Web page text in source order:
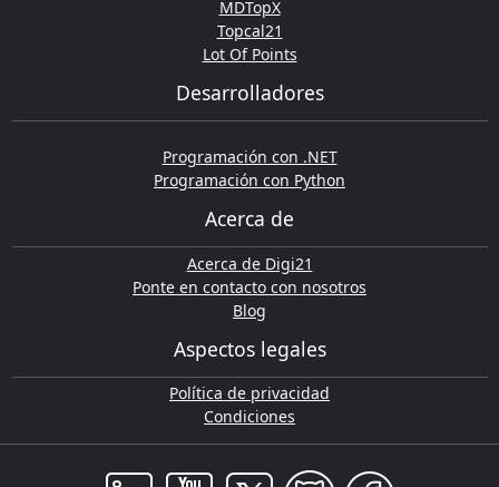
MDTopX
Topcal21
Lot Of Points
Desarrolladores
Programación con .NET
Programación con Python
Acerca de
Acerca de Digi21
Ponte en contacto con nosotros
Blog
Aspectos legales
Política de privacidad
Condiciones